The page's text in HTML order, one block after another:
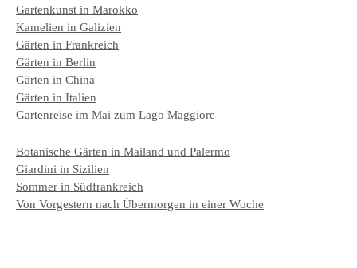
Gartenkunst in Marokko
Kamelien in Galizien
Gärten in Frankreich
Gärten in Berlin
Gärten in China
Gärten in Italien
Gartenreise im Mai zum Lago Maggiore
Botanische Gärten in Mailand und Palermo
Giardini in Sizilien
Sommer in Südfrankreich
Von Vorgestern nach Übermorgen in einer Woche